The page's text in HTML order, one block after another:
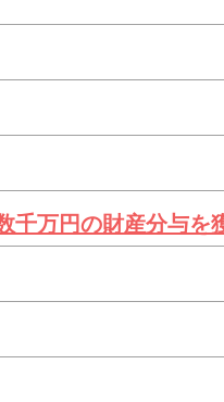
千万円の財産分与を